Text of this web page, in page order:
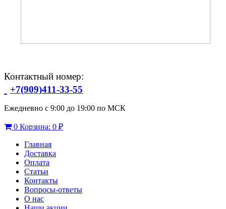
Контактный номер:
+7(909)411-33-55
Ежедневно с 9:00 до 19:00 по МСК
0 Корзина: 0 ₽
Главная
Доставка
Оплата
Статьи
Контакты
Вопросы-ответы
О нас